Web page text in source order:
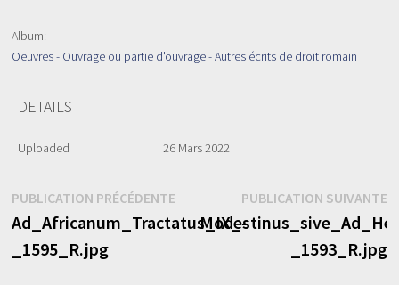
Album:
Oeuvres - Ouvrage ou partie d'ouvrage - Autres écrits de droit romain
DETAILS
Uploaded 26 Mars 2022
Navigation
de
l’article
PUBLICATION PRÉCÉDENTEPublication
précédente :
Ad_Africanum_Tractatus_IX_-
_1595_R.jpg
PUBLICATION SUIVANTE
_1593_R.jpg